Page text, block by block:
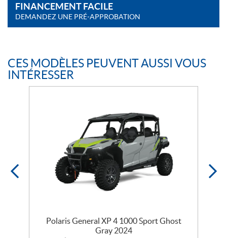
FINANCEMENT FACILE
DEMANDEZ UNE PRÉ-APPROBATION
CES MODÈLES PEUVENT AUSSI VOUS
INTÉRESSER
Polaris General XP 4 1000 Sport Ghost
Gray 2024